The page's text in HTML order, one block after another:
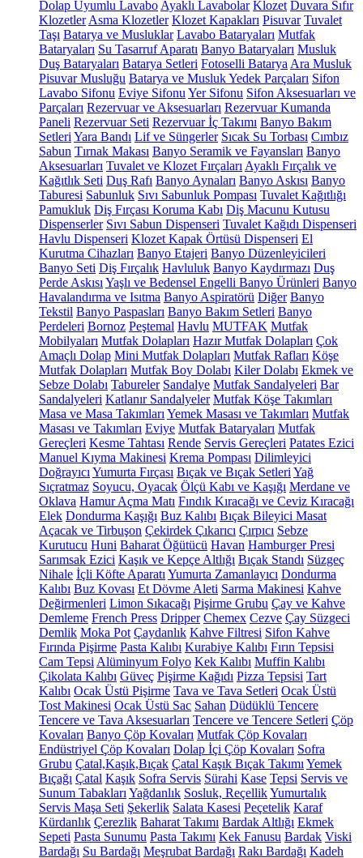
Dolap Uyumlu Lavabo Ayaklı Lavabolar Klozet Duvara Sıfır
Klozetler Asma Klozetler Klozet Kapakları Pisuvar Tuvalet
Taşı Batarya ve Musluklar Lavabo Bataryaları Mutfak
Bataryaları Su Tasarruf Aparatı Banyo Bataryaları Musluk
Duş Bataryaları Batarya Setleri Fotoselli Batarya Ara Musluk
Pisuvar Musluğu Batarya ve Musluk Yedek Parçaları Sifon
Lavabo Sifonu Eviye Sifonu Yer Sifonu Sifon Aksesuarları ve
Parçaları Rezervuar ve Aksesuarları Rezervuar Kumanda
Paneli Rezervuar Seti Rezervuar İç Takımı Banyo Bakım
Setleri Yara Bandı Lif ve Süngerler Sıcak Su Torbası Cımbız
Sabun Tırnak Makası Banyo Seramik ve Fayansları Banyo
Aksesuarları Tuvalet ve Klozet Fırçaları Ayaklı Fırçalık ve
Kağıtlık Seti Duş Rafı Banyo Aynaları Banyo Askısı Banyo
Taburesi Sabunluk Sıvı Sabunluk Pompası Tuvalet Kağıtlığı
Pamukluk Diş Fırçası Koruma Kabı Diş Macunu Kutusu
Dispenserler Sıvı Sabun Dispenseri Tuvalet Kağıdı Dispenseri
Havlu Dispenseri Klozet Kapak Örtüsü Dispenseri El
Kurutma Cihazları Banyo Etajeri Banyo Düzenleyicileri
Banyo Seti Diş Fırçalık Havluluk Banyo Kaydırmazı Duş
Perde Askısı Yaşlı ve Bedensel Engelli Banyo Ürünleri Banyo
Havalandırma ve Isıtma Banyo Aspiratörü Diğer Banyo
Tekstil Banyo Paspasları Banyo Bakım Setleri Banyo
Perdeleri Bornoz Peştemal Havlu MUTFAK Mutfak
Mobilyaları Mutfak Dolapları Hazır Mutfak Dolapları Çok
Amaçlı Dolap Mini Mutfak Dolapları Mutfak Rafları Köşe
Mutfak Dolapları Mutfak Boy Dolabı Kiler Dolabı Ekmek ve
Sebze Dolabı Tabureler Sandalye Mutfak Sandalyeleri Bar
Sandalyeleri Katlanır Sandalyeler Mutfak Köşe Takımları
Masa ve Masa Takımları Yemek Masası ve Takımları Mutfak
Masası ve Takımları Eviye Mutfak Bataryaları Mutfak
Gereçleri Kesme Tahtası Rende Servis Gereçleri Patates Ezici
Manuel Kıyma Makinesi Krema Pompası Dilimleyici
Doğrayıcı Yumurta Fırçası Bıçak ve Bıçak Setleri Yağ
Sıçratmaz Soyucu, Oyacak Ölçü Kabı ve Kaşığı Merdane ve
Oklava Hamur Açma Matı Fındık Kıracağı ve Ceviz Kıracağı
Elek Dondurma Kaşığı Buz Kalıbı Bıçak Bileyici Masat
Açacak ve Tirbuşon Çekirdek Çıkarıcı Çırpıcı Sebze
Kurutucu Huni Baharat Öğütücü Havan Hamburger Presi
Sarımsak Ezici Kaşık ve Kepçe Altlığı Bıçak Standı Süzgeç
Nihale İçli Köfte Aparatı Yumurta Zamanlayıcı Dondurma
Kalıbı Buz Kovası Et Dövme Aleti Sarma Makinesi Kahve
Değirmenleri Limon Sıkacağı Pişirme Grubu Çay ve Kahve
Demleme French Press Dripper Chemex Cezve Çay Süzgeci
Demlik Moka Pot Çaydanlık Kahve Filtresi Sifon Kahve
Fırında Pişirme Pasta Kalıbı Kurabiye Kalıbı Fırın Tepsisi
Cam Tepsi Alüminyum Folyo Kek Kalıbı Muffin Kalıbı
Çikolata Kalıbı Güveç Pişirme Kağıdı Pizza Tepsisi Tart
Kalıbı Ocak Üstü Pişirme Tava ve Tava Setleri Ocak Üstü
Tost Makinesi Ocak Üstü Sac Sahan Düdüklü Tencere
Tencere ve Tava Aksesuarları Tencere ve Tencere Setleri Çöp
Kovaları Banyo Çöp Kovaları Mutfak Çöp Kovaları
Endüstriyel Çöp Kovaları Dolap İçi Çöp Kovaları Sofra
Grubu Çatal,Kaşık,Bıçak Çatal Kaşık Bıçak Takımı Yemek
Bıçağı Çatal Kaşık Sofra Servis Sürahi Kase Tepsi Servis ve
Sunum Tabakları Yağdanlık Sosluk, ReçellikYumurtalık
Servis Maşa Seti Şekerlik Salata Kasesi Peçetelik Karaf
Kürdanlık Çerezlik Baharat Takımı Bardak Altlığı Ekmek
Sepeti Pasta Sunumu Pasta Takımı Kek Fanusu Bardak Viski
Bardağı Su Bardağı Meşrubat Bardağı Rakı Bardağı Kadeh